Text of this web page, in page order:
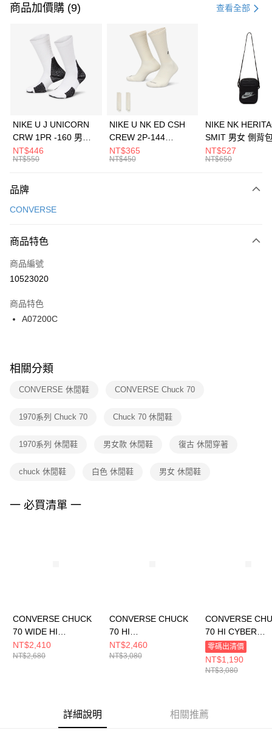
信用卡一次付款
3 期 0 利率 每期 21家銀行
合作金庫商業銀行
第一商業銀行
華南商業銀行
彰化商業銀行
上海商業儲蓄銀行
元大商業銀行
台灣樂天信用卡公司
Apple Pay
全盈+PAY
AFTEE先享後付
【關於「AFTEE先享後付」】
便利好安心！
３．安心：先確認商品／服務後，再付款。
【「AFTEE先享後付」結帳流程】
１．於結帳方式選擇「AFTEE先享後付」後，將跳轉至「AFTEE先享後付」
２．訂單成立數日內，您將收到繳費通知簡訊。
３．收到繳費通知簡訊後14天內，點擊此簡訊中的連結，可透過四大超商／
ATM／網路銀行／等多元方式進行付款，方視為交易完成。
※ 交易是否成功請以「AFTEE先享後付 」之結帳頁面顯示為準，若有關於
是否繳費成功／繳費後需取消欲退款等相關疑問，請聯繫「AFTEE先享後付
客戶支援中心」 https://netprotections.freshdesk.com/support/home
１．透過由恩沛科技股份有限公司提供之「AFTEE先享後付」服務完成之交
權轉讓予恩沛科技股份有限公司。
３．未成年的使用者請事先徵得法定代理人或監護人之同意方可使用
４．使用「AFTEE先享後付」時，將依據個別帳號之用戶狀況，依本公司即
運送方式
每筆NT$100，滿NT$1,500(含以上)免運費
宅配
每筆NT$100，滿NT$1,500(含以上)免運費
付款後門市自取
每筆NT$100，滿NT$1,500(含以上)免運費
商品加價購 (9) 查看全部
NIKE U J UNICORN
CRW 1PR -160 男女
中統襪 FZ3393100
NT$446
NT$550
NIKE U NK ED CSH
CREW 2P-144
EMBRDY 男女 短統襪
FZ3073133
NT$365
NT$450
NIKE NK
SMIT 男女 側背
BA5871010
NT$527
NT$650
品牌
CONVERSE
商品特色
商品編號
10523020
商品特色
A07200C
相關分類
CONVERSE 休閒鞋 CONVERSE Chuck 70
1970系列 Chuck 70 Chuck 70 休閒鞋
1970系列 休閒鞋 男女款 休閒鞋 復古 休閒穿著
chuck 休閒鞋 白色 休閒鞋 男女 休閒鞋
一 必買清單 一
CONVERSE CHUCK
70 WIDE HI
BLACK/BLACK/EGRE
T 男女 休閒鞋
NT$2,410
NT$2,680
CONVERSE CHUCK
70 HI
BLACK/BLACK/WHIT
E 男女 休閒鞋
NT$2,460
NT$3,080
CONVERSE
70 HI CYBER
GREY/EGRET/
男女 休閒鞋
零碼出清價
NT$1,190
NT$3,080
詳細說明 相關推薦